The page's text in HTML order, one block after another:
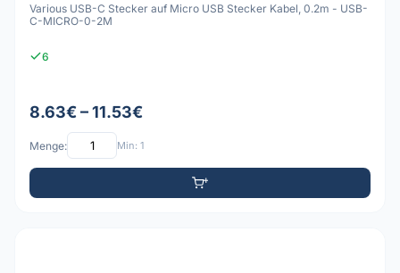
Various USB-C Stecker auf Micro USB Stecker Kabel, 0.2m - USB-
C-MICRO-0-2M
6
8.63€ – 11.53€
Menge: Min: 1